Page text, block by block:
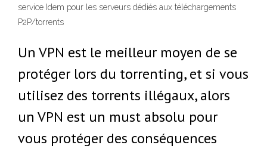
service Idem pour les serveurs dédiés aux téléchargements
P2P/torrents
Un VPN est le meilleur moyen de se
protéger lors du torrenting, et si vous
utilisez des torrents illégaux, alors
un VPN est un must absolu pour
vous protéger des conséquences